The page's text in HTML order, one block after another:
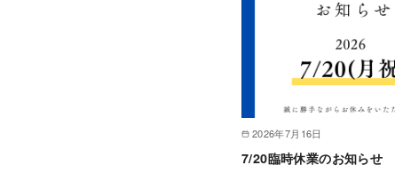
2026年7月16日
7/20臨時休業のお知らせ